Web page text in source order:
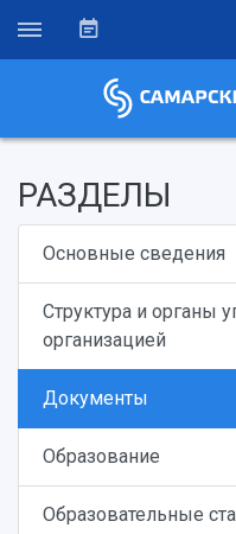
РАЗДЕЛЫ
Основные сведения
Структура и органы
организацией
Документы
Образование
Образовательные